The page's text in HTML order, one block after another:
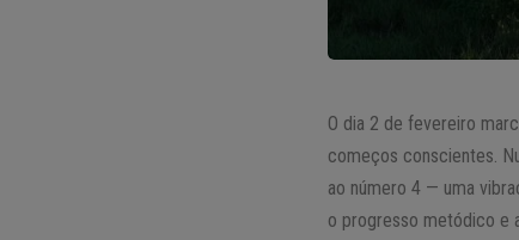
O dia 2 de fevereiro
começos conscientes.
ao número 4 — uma
o progresso metódico e